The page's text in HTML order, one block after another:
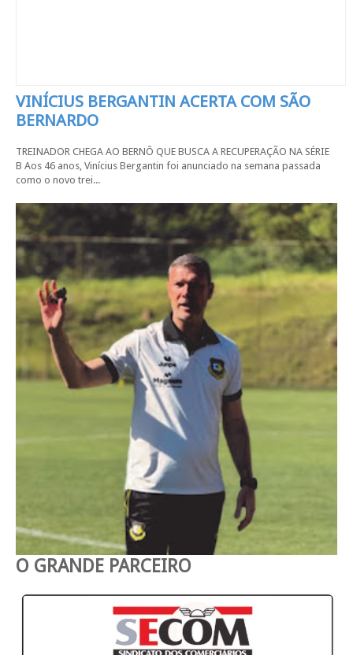
VINÍCIUS BERGANTIN ACERTA COM SÃO
BERNARDO
TREINADOR CHEGA AO BERNÔ QUE BUSCA A RECUPERAÇÃO NA SÉRIE
B Aos 46 anos, Vinícius Bergantin foi anunciado na semana passada
como o novo trei...
O GRANDE PARCEIRO